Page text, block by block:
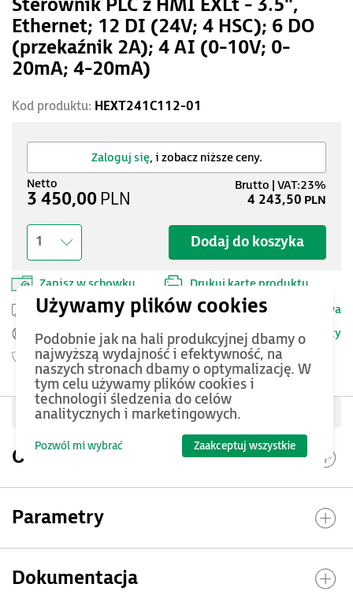
Sterownik PLC z HMI EXLt - 3.5",
Ethernet; 12 DI (24V; 4 HSC); 6 DO
(przekaźnik 2A); 4 AI (0-10V; 0-
20mA; 4-20mA)
Kod produktu: HEXT241C112-01
Zaloguj się, i zobacz niższe ceny.
Dodaj do koszyka
1
Zapisz w schowku Drukuj kartę produktu
3 450,00 PLN 4 243,50 PLN
Przesyłka kurierska -25 PLN netto
Dostawa
Pomoc Techniczna ASTOR
Szczegóły
Gwarancja24 miesięcy
Oceń produkt
Opis produktu
Parametry
Dokumentacja
Podobnie jak na hali produkcyjnej dbamy o
najwyższą wydajność i efektywność, na
naszych stronach dbamy o optymalizację. W
tym celu używamy plików cookies i
technologii śledzenia do celów
analitycznych i marketingowych.
Pozwól mi wybrać Zaakceptuj wszystkie